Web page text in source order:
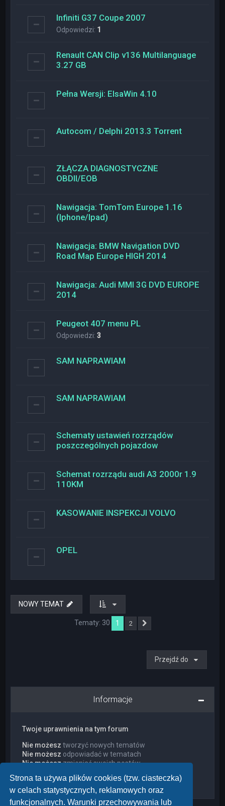
Strona ta używa plików cookies (tzw. ciasteczka)
w celach statystycznych, reklamowych oraz
funkcjonalnych. Warunki przechowywania lub
Infiniti G37 Coupe 2007
Odpowiedzi: 1
Renault CAN Clip v136 Multilanguage
3.27 GB
Pełna Wersji: ElsaWin 4.10
Autocom / Delphi 2013.3 Torrent
ZŁĄCZA DIAGNOSTYCZNE
OBDII/EOB
Nawigacja: TomTom Europe 1.16
(Iphone/Ipad)
Nawigacja: BMW Navigation DVD
Road Map Europe HIGH 2014
Nawigacja: Audi MMI 3G DVD EUROPE
2014
Peugeot 407 menu PL
Odpowiedzi:3
SAM NAPRAWIAM
SAM NAPRAWIAM
Schematy ustawień rozrządów
poszczególnych pojazdow
Schemat rozrządu audi A3 2000r 1.9
110KM
KASOWANIE INSPEKCJI VOLVO
OPEL
NOWY TEMAT
Tematy: 30 1 2
Przejdź do
Informacje
Twoje uprawnienia na tym forum
Nie możesz tworzyć nowych tematów
Nie możesz odpowiadać w tematach
Nie możeszzmieniać swoich postów
Nie możeszdodawać załączników